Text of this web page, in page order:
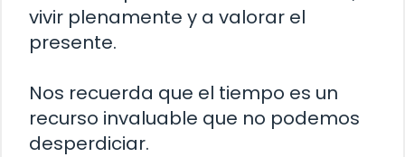
vivir plenamente y a valorar el
presente.
Nos recuerda que el tiempo es un
recurso invaluable que no podemos
desperdiciar.